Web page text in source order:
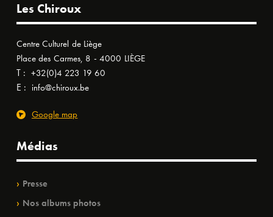
Les Chiroux
Centre Culturel de Liège
Place des Carmes, 8 - 4000 LIÈGE
T : +32(0)4 223 19 60
E : info@chiroux.be
Google map
Médias
Presse
Nos albums photos